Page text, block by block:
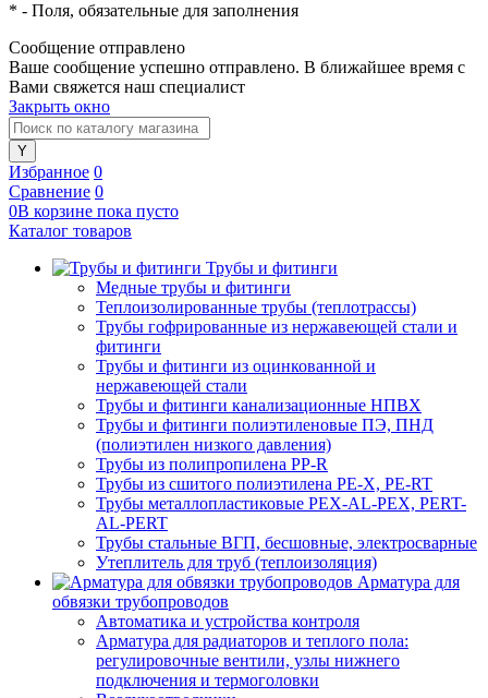
* - Поля, обязательные для заполнения
Сообщение отправлено
Ваше сообщение успешно отправлено. В ближайшее время с
Вами свяжется наш специалист
Закрыть окно
Избранное 0
Сравнение 0
0В корзине пока пусто
Каталог товаров
Трубы и фитинги
Медные трубы и фитинги
Теплоизолированные трубы (теплотрассы)
Трубы гофрированные из нержавеющей стали и
фитинги
Трубы и фитинги из оцинкованной и
нержавеющей стали
Трубы и фитинги канализационные НПВХ
Трубы и фитинги полиэтиленовые ПЭ, ПНД
(полиэтилен низкого давления)
Трубы из полипропилена PP-R
Трубы из сшитого полиэтилена PE-X, PE-RT
Трубы металлопластиковые PEX-AL-PEX, PERT-
AL-PERT
Трубы стальные ВГП, бесшовные, электросварные
Утеплитель для труб (теплоизоляция)
Арматура для
обвязки трубопроводов
Автоматика и устройства контроля
Арматура для радиаторов и теплого пола:
регулировочные вентили, узлы нижнего
подключения и термоголовки